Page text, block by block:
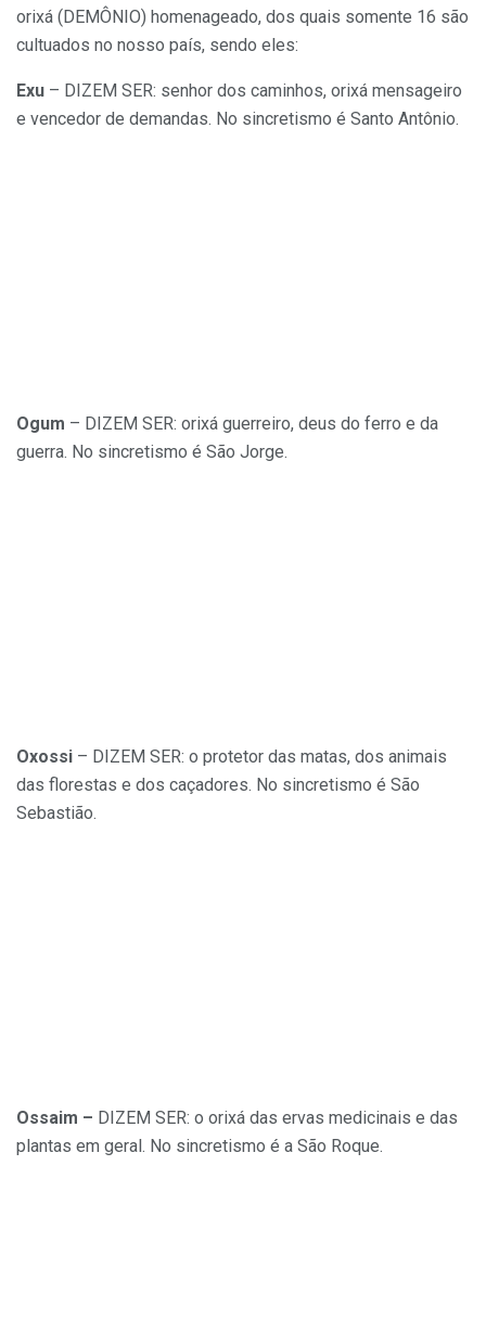
orixá (DEMÔNIO) homenageado, dos quais somente 16 são
cultuados no nosso país, sendo eles:
Exu – DIZEM SER: senhor dos caminhos, orixá mensageiro
e vencedor de demandas. No sincretismo é Santo Antônio.
Ogum – DIZEM SER: orixá guerreiro, deus do ferro e da
guerra. No sincretismo é São Jorge.
Oxossi – DIZEM SER: o protetor das matas, dos animais
das florestas e dos caçadores. No sincretismo é São
Sebastião.
Ossaim – DIZEM SER: o orixá das ervas medicinais e das
plantas em geral. No sincretismo é a São Roque.